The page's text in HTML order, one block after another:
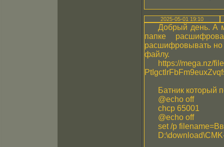
2025-05-01 19:10
Добрый день. А
папке
расшифровывать но
файлу.
https://mega.nz/
Батник который
@echo off
chcp 65001
@echo off
set /p